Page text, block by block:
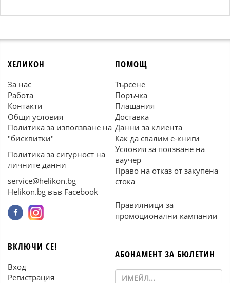
ХЕЛИКОН
За нас
Работа
Контакти
Общи условия
Политика за използване на
"бисквитки"
Политика за сигурност на
личните данни
service@helikon.bg
Helikon.bg във Facebook
ПОМОЩ
Търсене
Поръчка
Плащания
Доставка
Данни за клиента
Как да свалим е-книги
Условия за ползване на
ваучер
Право на отказ от закупена
стока
Правилници за
промоционални кампании
ВКЛЮЧИ СЕ!
Вход
Регистрация
АБОНАМЕНТ ЗА БЮЛЕТИН